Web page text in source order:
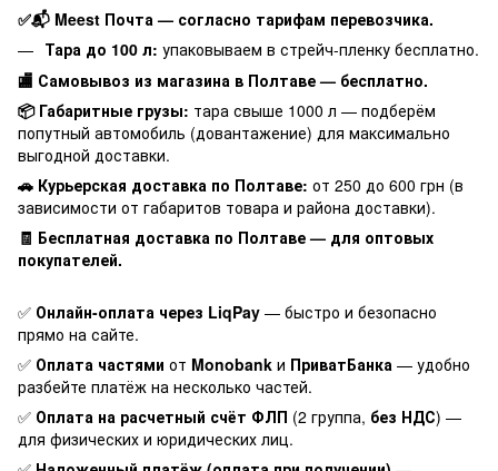
✅📬 Meest Почта — согласно тарифам перевозчика.
Тара до 100 л: упаковываем в стрейч-пленку бесплатно.
🏬 Самовывоз из магазина в Полтаве — бесплатно.
📦 Габаритные грузы: тара свыше 1000 л — подберём
попутный автомобиль (довантажение) для максимально
выгодной доставки.
🚗 Курьерская доставка по Полтаве: от 250 до 600 грн (в
зависимости от габаритов товара и района доставки).
🧾 Бесплатная доставка по Полтаве — для оптовых
покупателей.
✅ Онлайн-оплата через LiqPay — быстро и безопасно
прямо на сайте.
✅ Оплата частями от Monobank и ПриватБанка — удобно
разбейте платёж на несколько частей.
✅ Оплата на расчетный счёт ФЛП (2 группа, без НДС) —
для физических и юридических лиц.